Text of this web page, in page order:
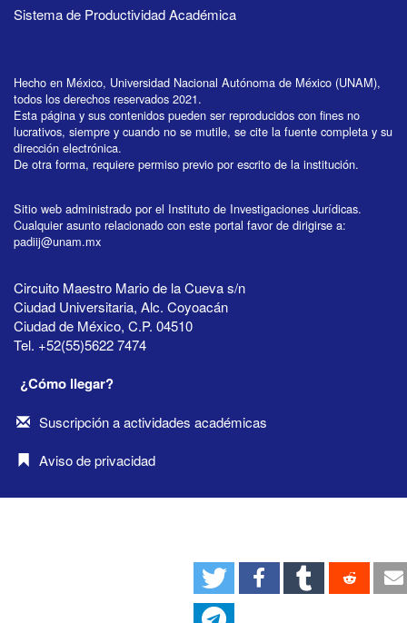
Sistema de Productividad Académica
Hecho en México, Universidad Nacional Autónoma de México (UNAM),
todos los derechos reservados 2021.
Esta página y sus contenidos pueden ser reproducidos con fines no
lucrativos, siempre y cuando no se mutile, se cite la fuente completa y su
dirección electrónica.
De otra forma, requiere permiso previo por escrito de la institución.
Sitio web administrado por el Instituto de Investigaciones Jurídicas.
Cualquier asunto relacionado con este portal favor de dirigirse a:
padiij@unam.mx
Circuito Maestro Mario de la Cueva s/n
Ciudad Universitaria, Alc. Coyoacán
Ciudad de México, C.P. 04510
Tel. +52(55)5622 7474
¿Cómo llegar?
Suscripción a actividades académicas
Aviso de privacidad